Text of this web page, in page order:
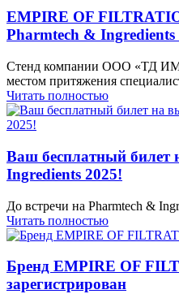
EMPIRE OF
Pharmtech & Ingredients
Стенд компании ООО «ТД
местом притяжения
Читать полностью
Ваш бесплатный билет
Ingredients 2025!
До встречи на Pharmtech &
Читать полностью
Бренд EMPIRE OF
зарегистрирован